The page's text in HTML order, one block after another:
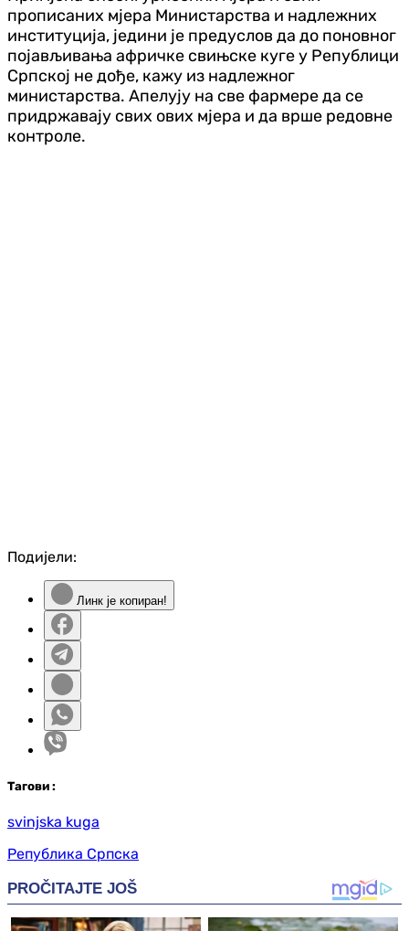
прописаних мјера Министарства и надлежних
институција, једини је предуслов да до поновног
појављивања афричке свињске куге у Републици
Српској не дође, кажу из надлежног
министарства. Апелују на све фармере да се
придржавају свих ових мјера и да врше редовне
контроле.
Подијели:
Линк је копиран!
Тагови :
svinjska kuga
Република Српска